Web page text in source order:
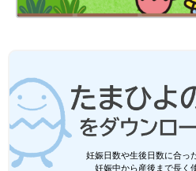
病院では、まずおっぱいやミルク
ったり薬を処方することがあります
薬は「カマ(酸化マグネシウム)」、
ル)」、ラキソベロン液 (ピコスル
一般的です。いずれも腸の働きを
妊娠日数や生後日数に合っ
妊娠中から産後まで長く